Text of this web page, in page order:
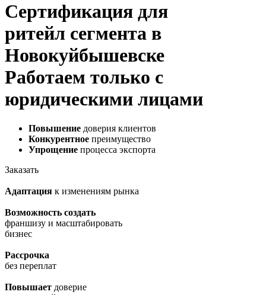
Сертификация для
ритейл сегмента в
Новокуйбышевске
Работаем только с
юридическими лицами
Повышение доверия клиентов
Конкурентное преимущество
Упрощение процесса экспорта
Заказать
Адаптация к изменениям рынка
Возможность создать
франшизу и масштабировать
бизнес
Рассрочка
без переплат
Повышает доверие